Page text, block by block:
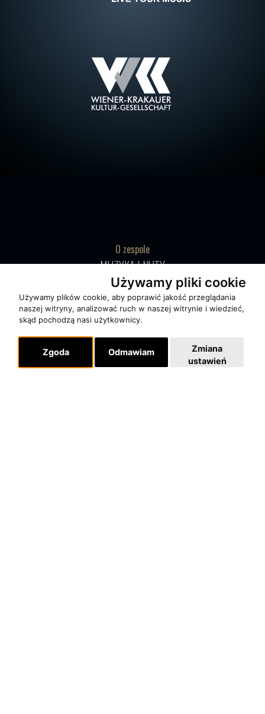
Używamy pliki cookie
Używamy plików cookie, aby poprawić jakość przeglądania
naszej witryny, analizować ruch w naszej witrynie i wiedzieć,
skąd pochodzą nasi użytkownicy.
Zgoda Odmawiam
Zmiana
ustawień
O zespole
MUZYKA I NUTY
NAGRODY
RECENZJE
Pomoc
KONTAKT